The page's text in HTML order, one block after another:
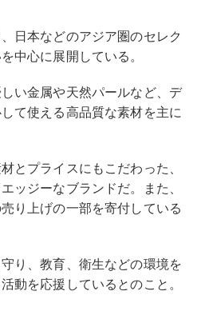
日本などのアジア圏のセレク
中心に展開している。
い金属や天然パールなど、デ
て使える高品質な素材を主に
とプライスにもこだわった、
ッジーなブランドだ。また、
り上げの一部を寄付している
り、教育、衛生などの環境を
動を応援しているとのこと。